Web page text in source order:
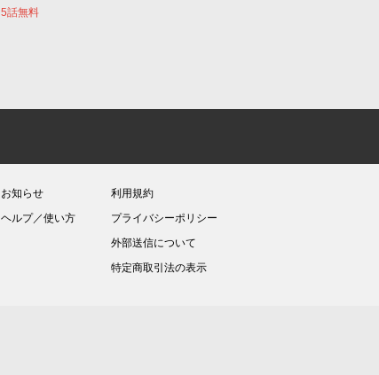
5話無料
お知らせ
ヘルプ／使い方
利用規約
プライバシーポリシー
外部送信について
特定商取引法の表示